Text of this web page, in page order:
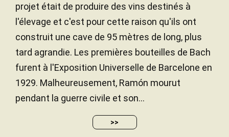
projet était de produire des vins destinés à
l'élevage et c'est pour cette raison qu'ils ont
construit une cave de 95 mètres de long, plus
tard agrandie. Les premières bouteilles de Bach
furent à l'Exposition Universelle de Barcelone en
1929. Malheureusement, Ramón mourut
pendant la guerre civile et son...
>>